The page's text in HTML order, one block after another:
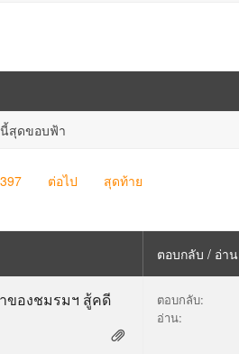
สุดขอบฟ้า
397 ต่อไป สุดท้าย
ตอบกลับ / อ่าน
ของชมรมฯ สู้คดี
ตอบกลับ:
อ่าน: